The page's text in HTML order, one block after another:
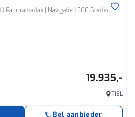
1.3 DIG-T N-Connecta 140PK | Panoramadak | Navigatie | 360 Graden Camera | Climate Control | Apple CarPlay & Android Auto
19.935,-
TIEL
Bel aanbieder